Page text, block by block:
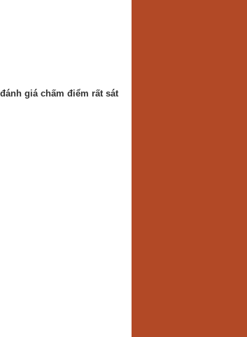
giá chấm điểm rất sát